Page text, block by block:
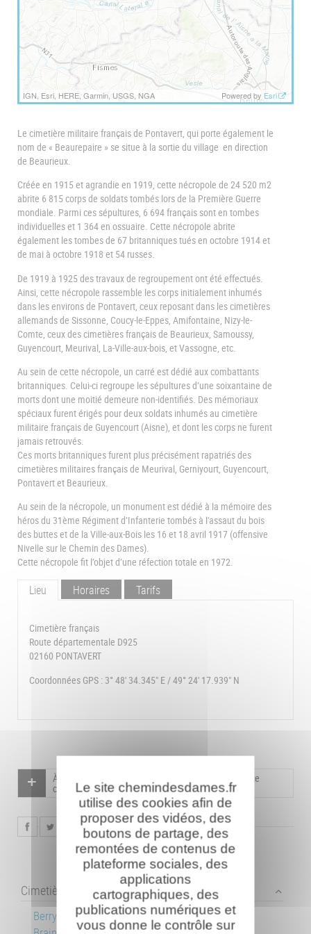
IGN, Esri, HERE, Garmin, USGS, NGA Powered by Esri
Le cimetière militaire français de Pontavert, qui porte également le
nom de « Beaurepaire » se situe à la sortie du village en direction
de Beaurieux.
Créée en 1915 et agrandie en 1919, cette nécropole de 24 520 m2
abrite 6 815 corps de soldats tombés lors de la Première Guerre
mondiale. Parmi ces sépultures, 6 694 français sont en tombes
individuelles et 1 364 en ossuaire. Cette nécropole abrite
également les tombes de 67 britanniques tués en octobre 1914 et
de mai à octobre 1918 et 54 russes.
De 1919 à 1925 des travaux de regroupement ont été effectués.
Ainsi, cette nécropole rassemble les corps initialement inhumés
dans les environs de Pontavert, ceux reposant dans les cimetières
allemands de Sissonne, Coucy-le-Eppes, Amifontaine, Nizy-le-
Comte, ceux des cimetières français de Beaurieux, Samoussy,
Guyencourt, Meurival, La-Ville-aux-bois, et Vassogne, etc.
Au sein de cette nécropole, un carré est dédié aux combattants
britanniques. Celui-ci regroupe les sépultures d’une soixantaine de
morts dont une moitié demeure non-identifiés. Des mémoriaux
spéciaux furent érigés pour deux soldats inhumés au cimetière
militaire français de Guyencourt (Aisne), et dont les corps ne furent
jamais retrouvés.
Ces morts britanniques furent plus précisément rapatriés des
cimetières militaires français de Meurival, Gerniyourt, Guyencourt,
Pontavert et Beaurieux.
Au sein de la nécropole, un monument est dédié à la mémoire des
héros du 31ème Régiment d’Infanterie tombés à l'assaut du bois
des buttes et de la Ville-aux-Bois les 16 et 18 avril 1917 (offensive
Nivelle sur le Chemin des Dames).
Cette nécropole fit l’objet d’une réfection totale en 1972.
Lieu Horaires Tarifs
Cimetière français
Route départementale D925
02160 PONTAVERT
Coordonnées GPS : 3° 48' 34.345" E / 49° 24' 17.939" N
À la mémoire inhumés dans ce
cimetière.
Cimetières français
Berry-au-Bac
Le site chemindesdames.fr
utilise des cookies afin de
proposer des vidéos, des
boutons de partage, des
remontées de contenus de
plateforme sociales, des
applications
cartographiques, des
publications numériques et
vous donne le contrôle sur